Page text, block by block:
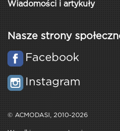
Wiadomości i artykuły
Nasze strony
Facebook
Instagram
© ACMODASI, 2010-2026